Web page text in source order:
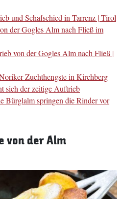
und Schafschied in Tarrenz | Tirol
der Gogles Alm nach Fließ im
von der Gogles Alm nach Fließ |
Zuchthengste in Kirchberg
sich der zeitige Auftrieb
Bürglalm springen die Rinder vor
von der Alm